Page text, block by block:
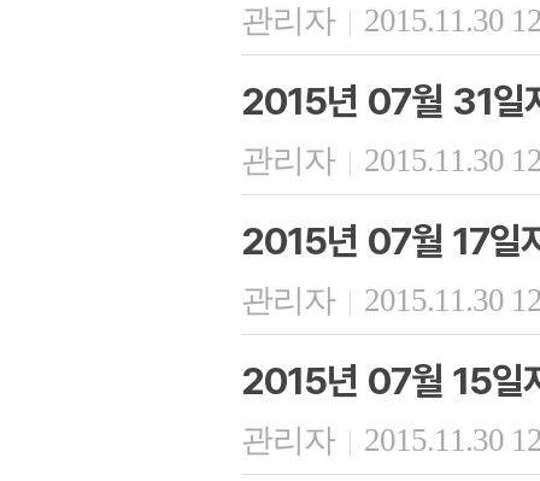
관리자 | 2015.11.30
2015년 07월 31일
관리자 | 2015.11.30
2015년 07월 17일
관리자 | 2015.11.30
2015년 07월 15일
관리자 | 2015.11.30